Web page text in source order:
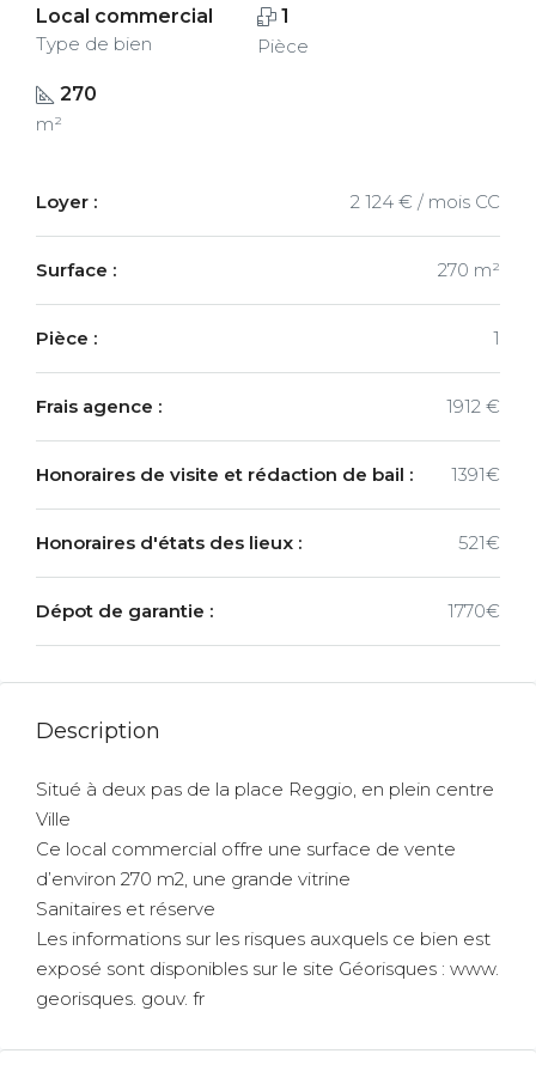
Local commercial
Type de bien
1
Pièce
270
m²
Loyer : 2 124 € / mois CC
Surface : 270 m²
Pièce : 1
Frais agence : 1912 €
Honoraires de visite et rédaction de bail : 1391€
Honoraires d'états des lieux : 521€
Dépot de garantie : 1770€
Description
Situé à deux pas de la place Reggio, en plein centre
Ville
Ce local commercial offre une surface de vente
d’environ 270 m2, une grande vitrine
Sanitaires et réserve
Les informations sur les risques auxquels ce bien est
exposé sont disponibles sur le site Géorisques : www.
georisques. gouv. fr